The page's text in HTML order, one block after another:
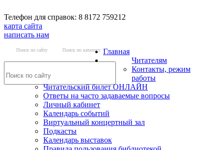
Телефон для справок: 8 8172 759212
карта сайта
написать нам
Поиск по сайту Поиск по каталогу Главная
Читателям
Контакты, режим
работы
Читательский билет ОНЛАЙН
Ответы на часто задаваемые вопросы
Личный кабинет
Календарь событий
Виртуальный концертный зал
Подкасты
Календарь выставок